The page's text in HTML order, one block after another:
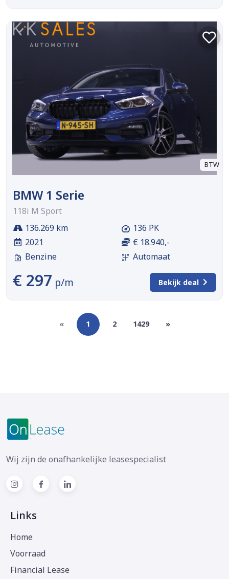
BTW
BMW 1 Serie
118i M Sport
136.269 km
2021
Benzine
136 PK
€ 18.940,-
Automaat
€ 297 p/m Bekijk deal
« 1 2 1429 »
Wij zijn de onafhankelijke leasespecialist
Links
Home
Voorraad
Financial Lease